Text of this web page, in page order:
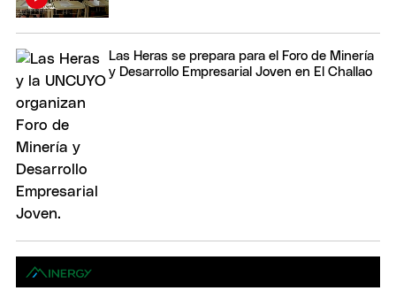
Las Heras se prepara para el Foro de Minería
y Desarrollo Empresarial Joven en El Challao